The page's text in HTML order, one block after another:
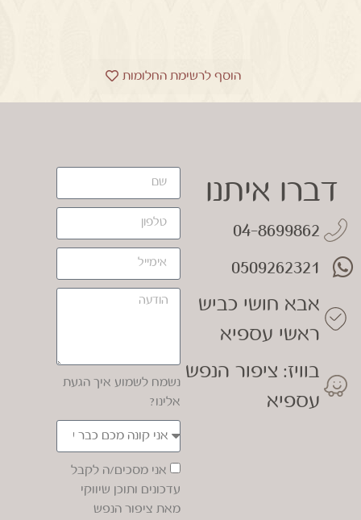
הוסף לרשימת החלומות
דברו איתנו
04-8699862
0509262321
אבא חושי כביש
ראשי עספיא
בוויז: ציפור הנפש
עספיא
נשמח לשמוע איך הגעת
אלינו?
אני מסכים/ה לקבל
עדכונים ותוכן שיווקי
מאת ציפור הנפש